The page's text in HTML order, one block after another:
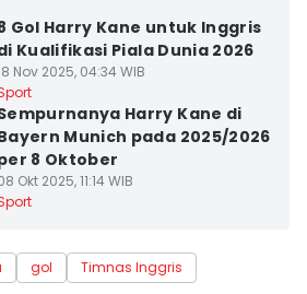
Gol Harry Kane untuk Inggris
Kualifikasi Piala Dunia 2026
Nov 2025, 04:34 WIB
Harry Kane di
Munich pada 2025/2026
8 Oktober
Okt 2025, 11:14 WIB
gol
Timnas Inggris